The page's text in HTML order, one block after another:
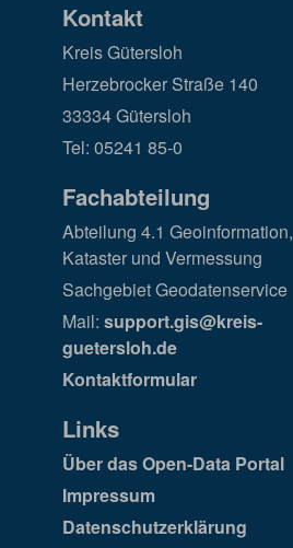
Kontakt
Kreis Gütersloh
Herzebrocker Straße 140
33334 Gütersloh
Tel: 05241 85-0
Fachabteilung
Abteilung 4.1 Geoinformation,
Kataster und Vermessung
Sachgebiet Geodatenservice
Mail: support.gis@kreis-
guetersloh.de
Kontaktformular
Links
Über das Open-Data Portal
Impressum
Datenschutzerklärung